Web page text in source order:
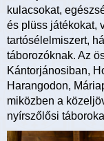
kulacsokat,
és plüss játékokat,
tartósélelmiszert,
táborozóknak. Az
Kántorjánosiban,
Harangodon,
miközben a
nyírszőlősi